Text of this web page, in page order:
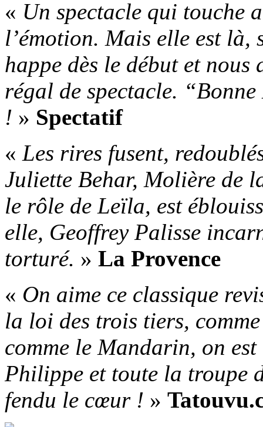
« Un spectacle qui touche
l’émotion. Mais elle est là,
happe dès le début et
régal de spectacle.
! » Spectatif
« Les rires fusent,
Juliette Behar, Molière de
le rôle de Leïla, est
elle, Geoffrey Palisse
torturé. » La Provence
« On aime ce classique
la loi des trois tiers,
comme le Mandarin, on
Philippe et toute la troupe
fendu le cœur ! »